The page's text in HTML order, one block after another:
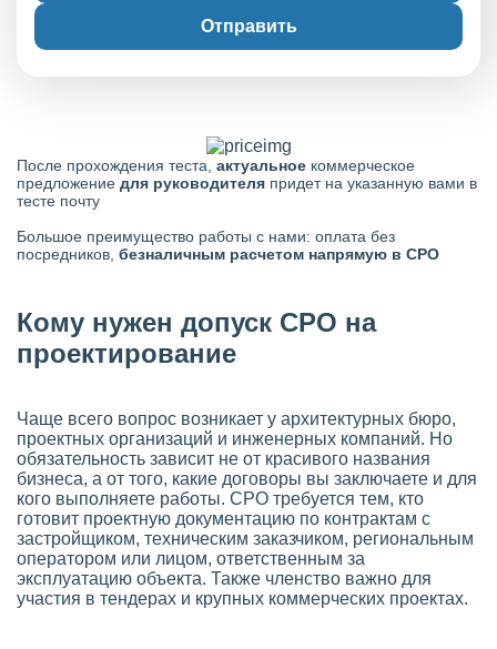
Отправить
После прохождения теста, актуальное коммерческое
предложение для руководителя придет на указанную вами в
тесте почту
Большое преимущество работы с нами: оплата без
посредников, безналичным расчетом напрямую в СРО
Кому нужен допуск СРО на
проектирование
Чаще всего вопрос возникает у архитектурных бюро,
проектных организаций и инженерных компаний. Но
обязательность зависит не от красивого названия
бизнеса, а от того, какие договоры вы заключаете и для
кого выполняете работы. СРО требуется тем, кто
готовит проектную документацию по контрактам с
застройщиком, техническим заказчиком, региональным
оператором или лицом, ответственным за
эксплуатацию объекта. Также членство важно для
участия в тендерах и крупных коммерческих проектах.